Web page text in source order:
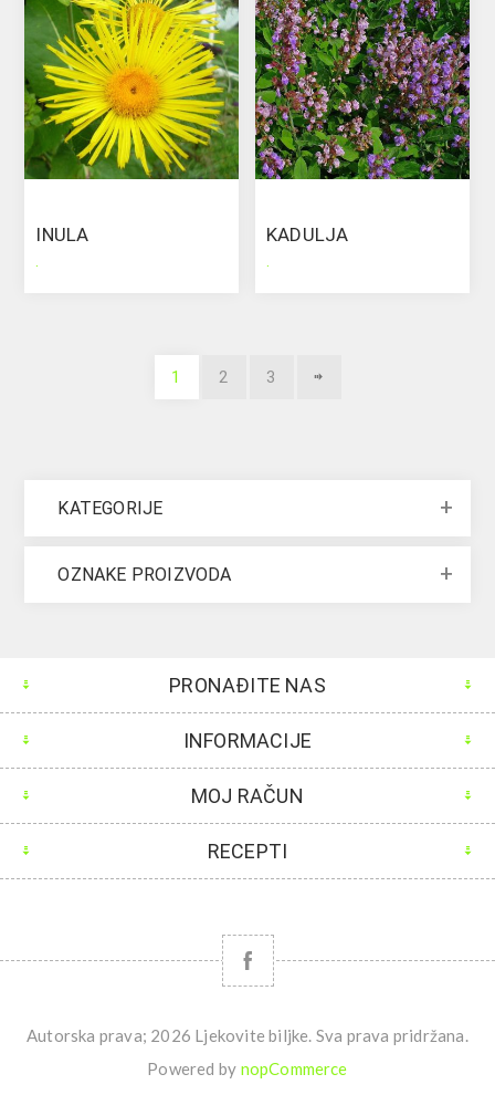
INULA
.
KADULJA
.
1 2 3
KATEGORIJE
OZNAKE PROIZVODA
PRONAĐITE NAS
INFORMACIJE
MOJ RAČUN
RECEPTI
Autorska prava; 2026 Ljekovite biljke. Sva prava pridržana.
Powered by nopCommerce